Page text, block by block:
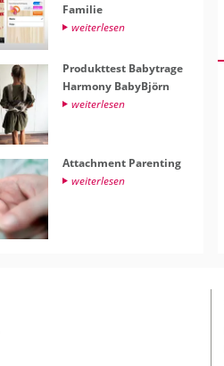
Fa­mi­lie
wei­ter­le­sen
Pro­dukt­test Ba­by­t­ra­ge
Har­mo­ny Ba­byB­jörn
wei­ter­le­sen
At­tach­ment Par­en­ting
wei­ter­le­sen